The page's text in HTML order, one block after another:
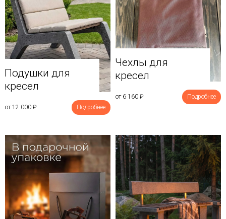
Подушки для
кресел
от 12 000 ₽ Подробнее
Чехлы для
кресел
от 6 160 ₽ Подробнее